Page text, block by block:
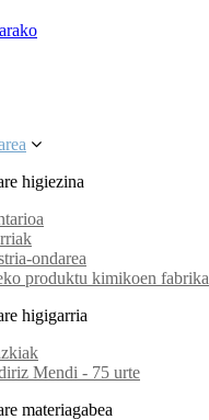
higiezina
ondarea
produktu kimikoen fabrika
higigarria
Mendi - 75 urte
materiagabea